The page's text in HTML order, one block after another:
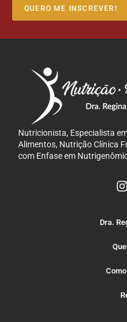
QUERO ME INSCREVER!
Nutricionista, Especialista
Alimentos, Nutrição Clínica
com Enfase em
Dra.